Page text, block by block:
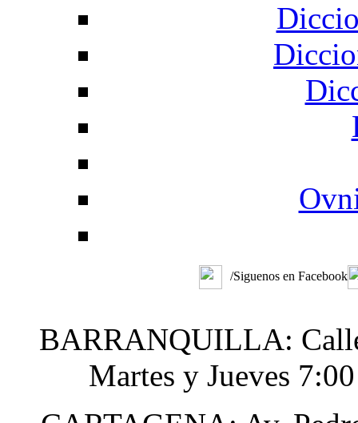
/Siguenos en Facebook
BARRANQUILLA:
Martes y Jueves